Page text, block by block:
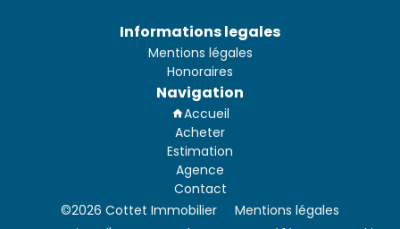
Informations legales
Mentions légales
Honoraires
Navigation
Accueil
Acheter
Estimation
Agence
Contact
©2026 Cottet Immobilier
Mentions légales